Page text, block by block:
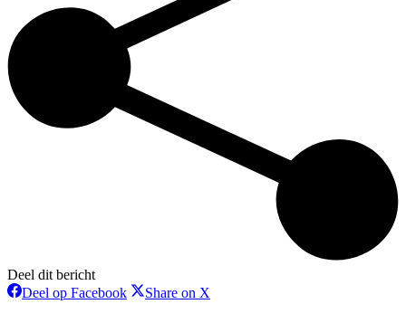
Deel dit bericht
Deel op FacebookDeelShare on X